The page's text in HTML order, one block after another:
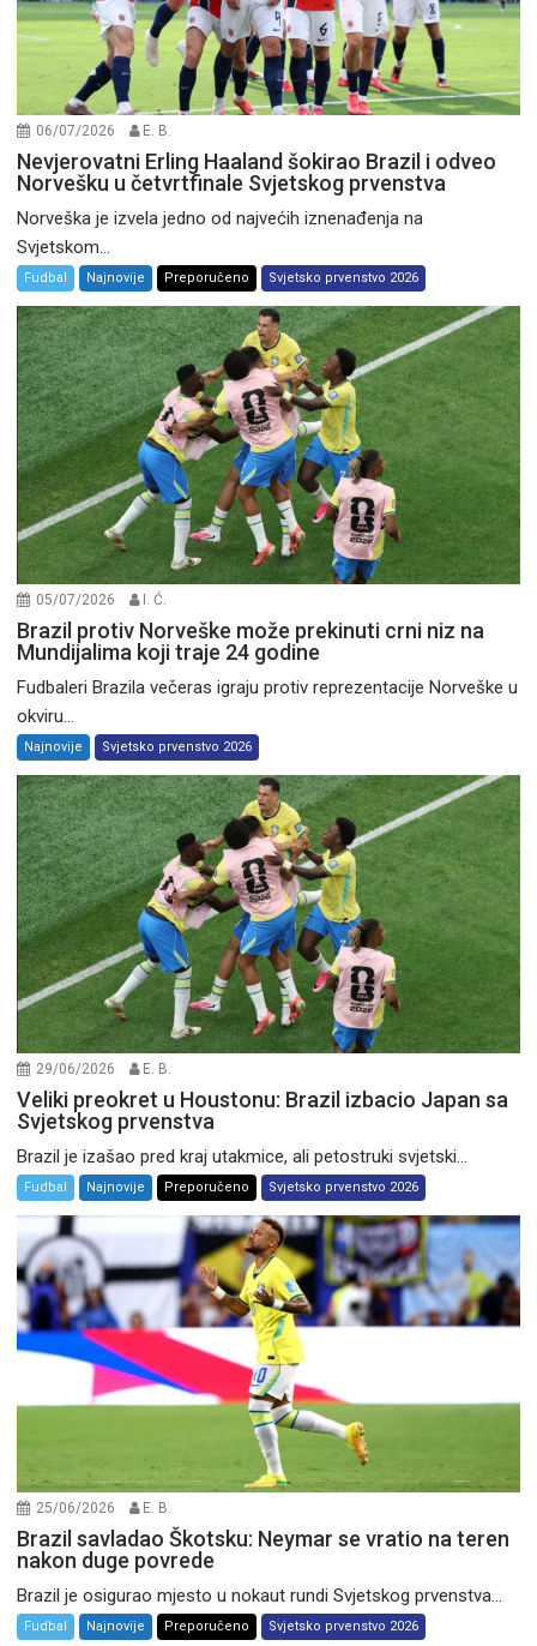
06/07/2026 E. B.
Nevjerovatni Erling Haaland šokirao Brazil i odveo
Norvešku u četvrtfinale Svjetskog prvenstva
Norveška je izvela jedno od najvećih iznenađenja na
Svjetskom...
Fudbal Najnovije Preporučeno Svjetsko prvenstvo 2026
05/07/2026 I. Ć.
Brazil protiv Norveške može prekinuti crni niz na
Mundijalima koji traje 24 godine
Fudbaleri Brazila večeras igraju protiv reprezentacije Norveške u
okviru...
Najnovije Svjetsko prvenstvo 2026
29/06/2026 E. B.
Veliki preokret u Houstonu: Brazil izbacio Japan sa
Svjetskog prvenstva
Brazil je izašao pred kraj utakmice, ali petostruki svjetski...
Fudbal Najnovije Preporučeno Svjetsko prvenstvo 2026
25/06/2026 E. B.
Brazil savladao Škotsku: Neymar se vratio na teren
nakon duge povrede
Brazil je osigurao mjesto u nokaut rundi Svjetskog prvenstva...
Fudbal Najnovije Preporučeno Svjetsko prvenstvo 2026